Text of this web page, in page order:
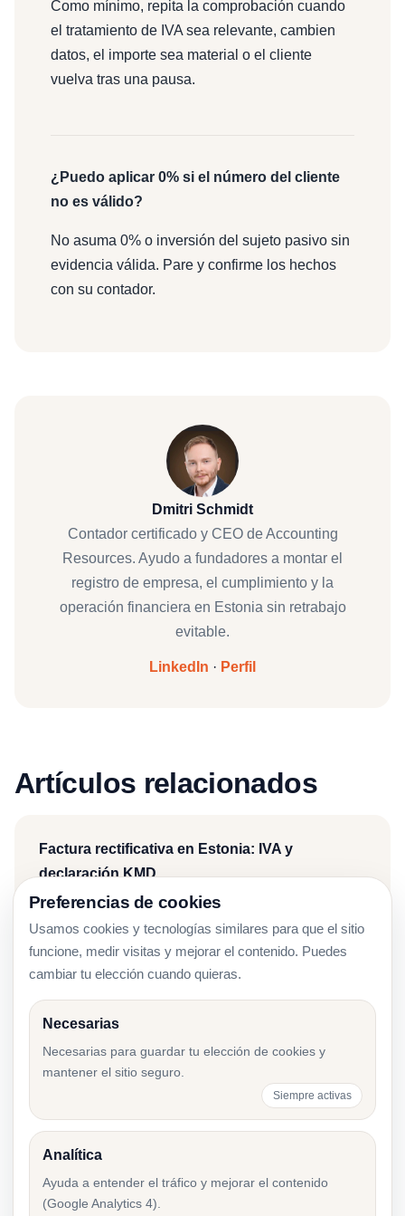
Como mínimo, repita la comprobación cuando
el tratamiento de IVA sea relevante, cambien
datos, el importe sea material o el cliente
vuelva tras una pausa.
¿Puedo aplicar 0% si el número del cliente
no es válido?
No asuma 0% o inversión del sujeto pasivo sin
evidencia válida. Pare y confirme los hechos
con su contador.
Dmitri Schmidt
Contador certificado y CEO de Accounting
Resources. Ayudo a fundadores a montar el
registro de empresa, el cumplimiento y la
operación financiera en Estonia sin retrabajo
evitable.
LinkedIn · Perfil
Artículos relacionados
Factura rectificativa en Estonia: IVA y
declaración KMD
Facturas impagadas en Estonia: cómo
Tipos de IVA en Estonia 2026: 24%, 13%, 9% o
Errores en la declaración de IVA en Estonia
Preferencias de cookies
Usamos cookies y tecnologías similares para que el sitio
funcione, medir visitas y mejorar el contenido. Puedes
cambiar tu elección cuando quieras.
Necesarias
Necesarias para guardar tu elección de cookies y
mantener el sitio seguro.
Siempre activas
Analítica
Ayuda a entender el tráfico y mejorar el contenido
(Google Analytics 4).